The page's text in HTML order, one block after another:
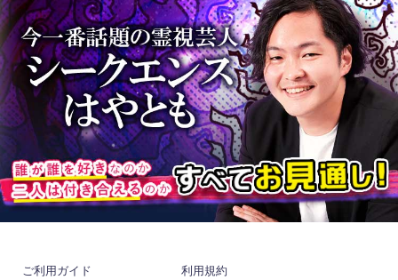
ご利用ガイド 利用規約